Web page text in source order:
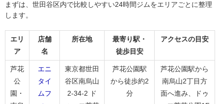
まずは、世田谷区内で比較しやすい24時間ジムをエリアごとに整理
します。
エリ
ア
店舗
名
所在地
最寄り駅・
徒歩目安
アクセスの目安
芦花
公
園・
エニ
タイ
ムフ
東京都世田
谷区南烏山
2-34-2 ド
芦花公園駅
から徒歩約2
分
芦花公園駅から
南烏山2丁目方
面へ進み、ドゥ